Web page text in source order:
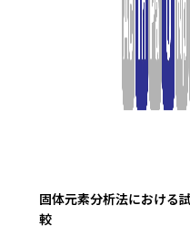
固体元素分析法における
較